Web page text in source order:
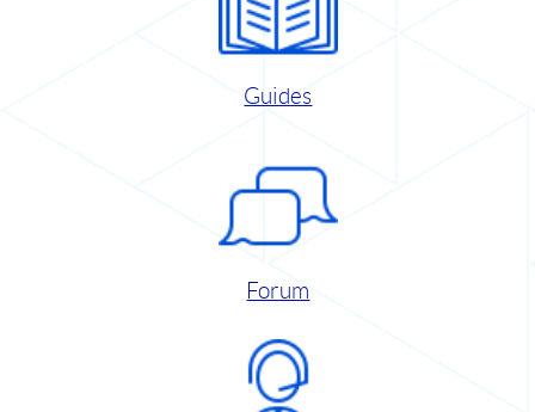
Guides
Forum